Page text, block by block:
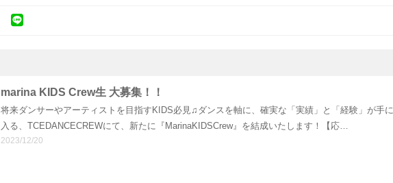
marina KIDS Crew生 大募集！！
将来ダンサーやアーティストを目指すKIDS必見♫ダンスを軸に、確実な「実績」と「経験」が手に
入る、TCEDANCECREWにて、新たに『MarinaKIDSCrew』を結成いたします！【応…
2023/12/20